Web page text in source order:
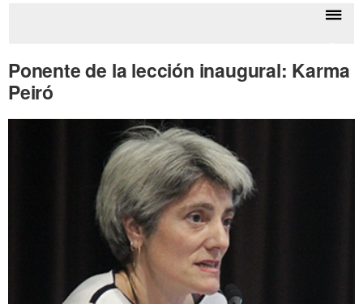
Ponente de la lección inaugural: Karma
Peiró